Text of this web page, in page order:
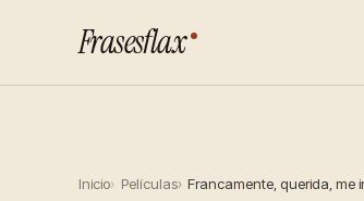
Frasesflax
Inicio Películas Francamente, querida, me